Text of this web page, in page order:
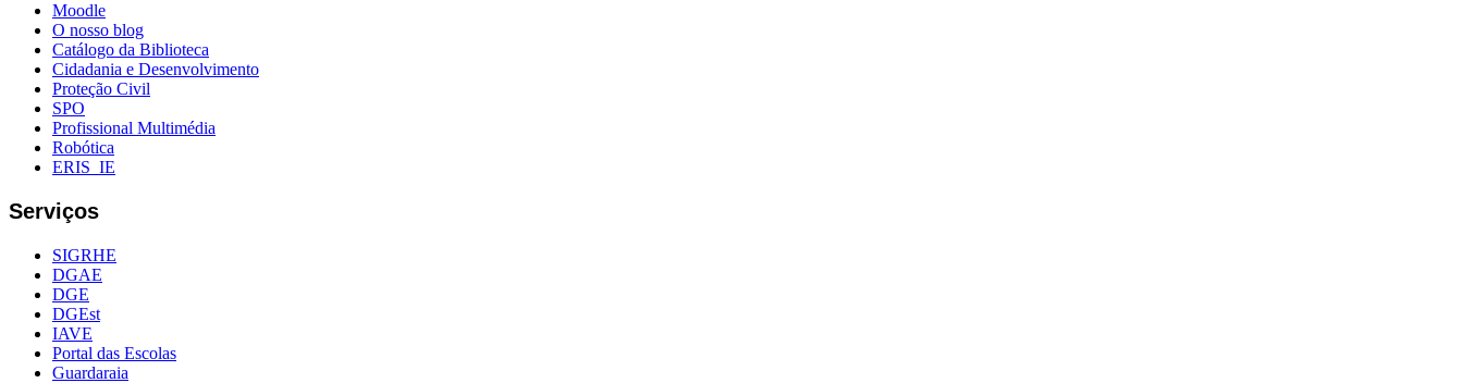
Moodle
O nosso blog
Catálogo da Biblioteca
Cidadania e Desenvolvimento
Proteção Civil
SPO
Profissional Multimédia
Robótica
ERIS_IE
Serviços
SIGRHE
DGAE
DGE
DGEst
IAVE
Portal das Escolas
Guardaraia